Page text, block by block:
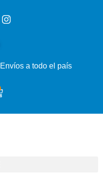
Envíos a todo el país